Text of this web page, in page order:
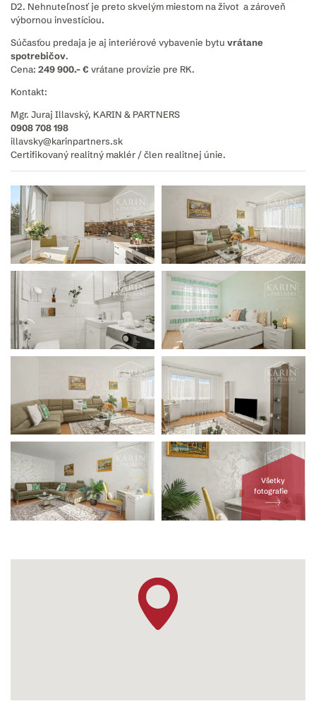
D2. Nehnuteľnosť je preto skvelým miestom na život a zároveň
výbornou investíciou.
Súčasťou predaja je aj interiérové vybavenie bytu vrátane
spotrebičov.
Cena: 249 900.- € vrátane provízie pre RK.
Kontakt:
Mgr. Juraj Illavský, KARIN & PARTNERS
0908 708 198
illavsky@karinpartners.sk
Certifikovaný realitný maklér / člen realitnej únie.
Všetky
fotografie